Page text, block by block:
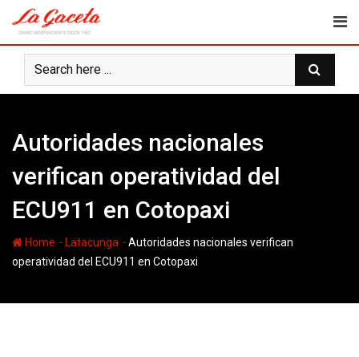
content
Autoridades nacionales
verifican operatividad del
ECU911 en Cotopaxi
Home - Latacunga -Autoridades nacionales verifican
operatividad del ECU911 en Cotopaxi